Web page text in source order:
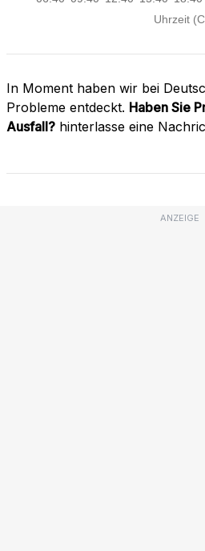
In Moment haben wir bei
Probleme entdeckt. Haben Sie
Ausfall? hinterlasse eine
ANZEIGE